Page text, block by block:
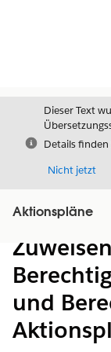
Schließen
Dieser Text
Details finden
Nicht jetzt
Aktionspläne
Inhalt
Inhalt
und